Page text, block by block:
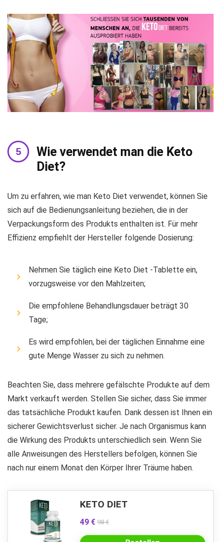
Wie verwendet man die Keto
Diet?
Um zu erfahren, wie man Keto Diet verwendet, können Sie
sich auf die Bedienungsanleitung beziehen, die in der
Verpackungsform des Produkts enthalten ist. Für mehr
Effizienz empfiehlt der Hersteller folgende Dosierung:
Nehmen Sie täglich eine Keto Diet -Tablette ein,
vorzugsweise vor den Mahlzeiten;
Die empfohlene Behandlungsdauer beträgt 30
Tage;
Es wird empfohlen, bei der täglichen Einnahme eine
gute Menge Wasser zu sich zu nehmen.
Beachten Sie, dass mehrere gefälschte Produkte auf dem
Markt verkauft werden. Stellen Sie sicher, dass Sie immer
das tatsächliche Produkt kaufen. Dank dessen ist Ihnen ein
sicherer Gewichtsverlust sicher. Je nach Organismus kann
die Wirkung des Produkts unterschiedlich sein. Wenn Sie
alle Anweisungen des Herstellers befolgen, können Sie
nach nur einem Monat den Körper Ihrer Träume haben.
KETO DIET
49 € 98 €